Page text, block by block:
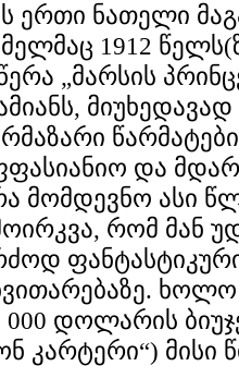
ერთი ნათელი
1912
„მარსის
და
მომდევნო ასი
რომ მან
000 დოლარის
კარტერი“) მისი